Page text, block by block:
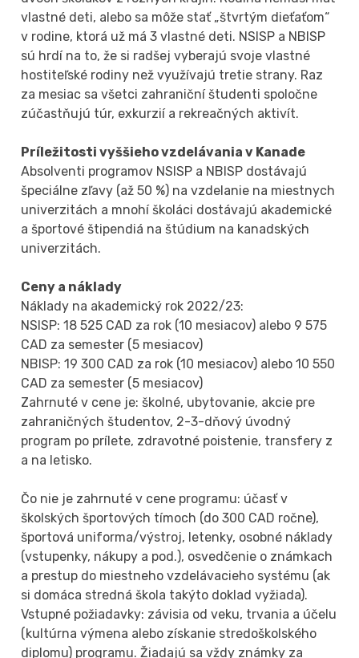
vlastné deti, alebo sa môže stať „štvrtým dieťaťom“
v rodine, ktorá už má 3 vlastné deti. NSISP a NBISP
sú hrdí na to, že si radšej vyberajú svoje vlastné
hostiteľské rodiny než využívajú tretie strany. Raz
za mesiac sa všetci zahraniční študenti spoločne
zúčastňujú túr, exkurzií a rekreačných aktivít.
Príležitosti vyššieho vzdelávania v Kanade
Absolventi programov NSISP a NBISP dostávajú
špeciálne zľavy (až 50 %) na vzdelanie na miestnych
univerzitách a mnohí školáci dostávajú akademické
a športové štipendiá na štúdium na kanadských
univerzitách.
Ceny a náklady
Náklady na akademický rok 2022/23:
NSISP: 18 525 CAD za rok (10 mesiacov) alebo 9 575
CAD za semester (5 mesiacov)
NBISP: 19 300 CAD za rok (10 mesiacov) alebo 10 550
CAD za semester (5 mesiacov)
Zahrnuté v cene je: školné, ubytovanie, akcie pre
zahraničných študentov, 2-3-dňový úvodný
program po prílete, zdravotné poistenie, transfery z
a na letisko.
Čo nie je zahrnuté v cene programu: účasť v
školských športových tímoch (do 300 CAD ročne),
športová uniforma/výstroj, letenky, osobné náklady
(vstupenky, nákupy a pod.), osvedčenie o známkach
a prestup do miestneho vzdelávacieho systému (ak
si domáca stredná škola takýto doklad vyžiada).
Vstupné požiadavky: závisia od veku, trvania a účelu
(kultúrna výmena alebo získanie stredoškolského
diplomu) programu. Žiadajú sa vždy známky za